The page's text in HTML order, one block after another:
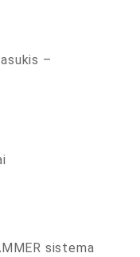
–
sistema